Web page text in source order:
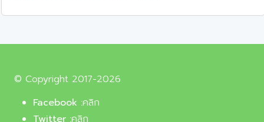
© Copyright 2017-2026
Facebook :คลิก